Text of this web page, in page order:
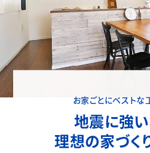
お家ごとにベストな
地震に強
理想の家づく